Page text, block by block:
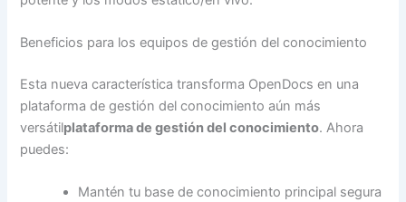
Beneficios para los equipos de gestión del conocimiento
Esta nueva característica transforma OpenDocs en una
plataforma de gestión del conocimiento aún más
versátilplataforma de gestión del conocimiento. Ahora
puedes:
Mantén tu base de conocimiento principal segura